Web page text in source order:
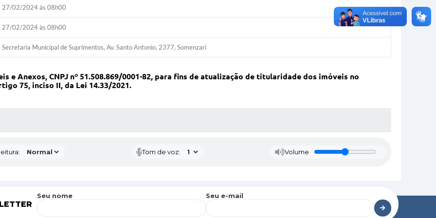
27/02/2024 às 08h00
27/02/2024 às 08h00
Secretaria Municipal de Suprimentos, Av. Santo Antonio, 2377, Somenzari
e Anexos, CNPJ nº 51.508.869/0001-82, para fins de atualização de titularidade dos imóveis no
75, inciso II, da Lei 14.33/2021.
Tom de voz: Volume
Seu nome Seu e-mail